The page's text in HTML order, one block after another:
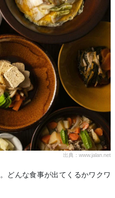
出典：www.jalan.net
どんな食事が出てくるかワクワ